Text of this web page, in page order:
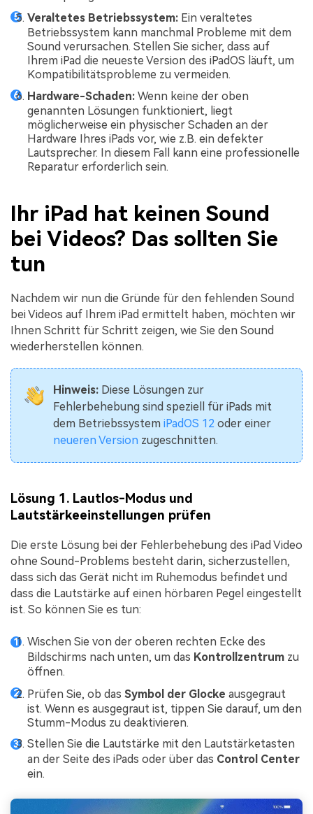
Veraltetes Betriebssystem: Ein veraltetes
Betriebssystem kann manchmal Probleme mit dem
Sound verursachen. Stellen Sie sicher, dass auf
Ihrem iPad die neueste Version des iPadOS läuft, um
Kompatibilitätsprobleme zu vermeiden.
Hardware-Schaden: Wenn keine der oben
genannten Lösungen funktioniert, liegt
möglicherweise ein physischer Schaden an der
Hardware Ihres iPads vor, wie z.B. ein defekter
Lautsprecher. In diesem Fall kann eine professionelle
Reparatur erforderlich sein.
Ihr iPad hat keinen Sound
bei Videos? Das sollten Sie
tun
Nachdem wir nun die Gründe für den fehlenden Sound
bei Videos auf Ihrem iPad ermittelt haben, möchten wir
Ihnen Schritt für Schritt zeigen, wie Sie den Sound
wiederherstellen können.
Hinweis:Diese Lösungen zur
Fehlerbehebung sind speziell für iPads mit
dem Betriebssystem iPadOS 12 oder einer
neueren Version zugeschnitten.
Lösung 1. Lautlos-Modus und
Lautstärkeeinstellungen prüfen
Die erste Lösung bei der Fehlerbehebung des iPad Video
ohne Sound-Problems besteht darin, sicherzustellen,
dass sich das Gerät nicht im Ruhemodus befindet und
dass die Lautstärke auf einen hörbaren Pegel eingestellt
ist. So können Sie es tun:
Wischen Sie von der oberen rechten Ecke des
Bildschirms nach unten, um das Kontrollzentrum zu
öffnen.
Prüfen Sie, ob das Symbol der Glocke ausgegraut
ist. Wenn es ausgegraut ist, tippen Sie darauf, um den
Stumm-Modus zu deaktivieren.
Stellen Sie die Lautstärke mit den Lautstärketasten
an der Seite des iPads oder über das Control Center
ein.